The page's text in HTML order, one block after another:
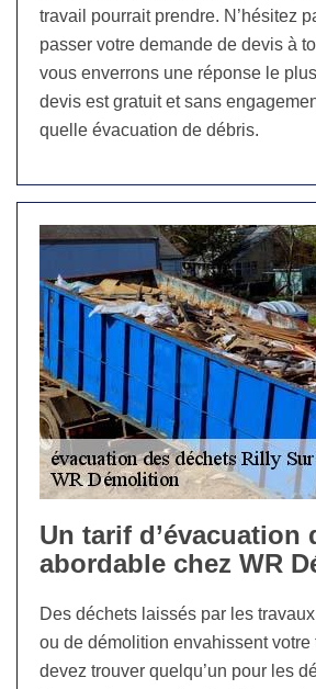
travail pourrait prendre. N’hésitez
passer votre demande de devis à
vous enverrons une réponse le
devis est gratuit et sans
quelle évacuation de débris.
Un tarif d’évacuation
abordable chez WR
Des déchets laissés par les
ou de démolition envahissent votre
devez trouver quelqu’un pour les